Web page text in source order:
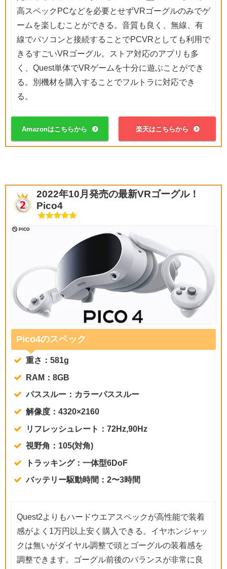
高スペックPCなどを必要とせずVRゴーグルのみでゲ
ームを楽しむことができる。音質も良く、無線、有
線でパソコンと接続することでPCVRとしても利用で
きるすごいVRゴーグル。ストア対応のアプリも多
く、Quest単体でVRゲームを十分に遊ぶことができ
る。別機材を購入することでフルトラに対応でき
る。
Amazonはこちらから 楽天はこちらから
2022年10月発売の最新VRゴーグル！
Pico4
Pico4のスペック
重さ：581g
RAM：8GB
パススルー：カラーパススルー
解像度：4320×2160
リフレッシュレート：72Hz,90Hz
視野角：105(対角)
トラッキング：一体型6DoF
バッテリー駆動時間：2〜3時間
Quest2よりもハードウエアスペックが高性能で装着
感がよく1万円以上安く購入できる。イヤホンジャッ
クは無いがダイヤル調整で頭とゴーグルの装着感を
調整できます。ゴーグル前後のバランスが非常に良